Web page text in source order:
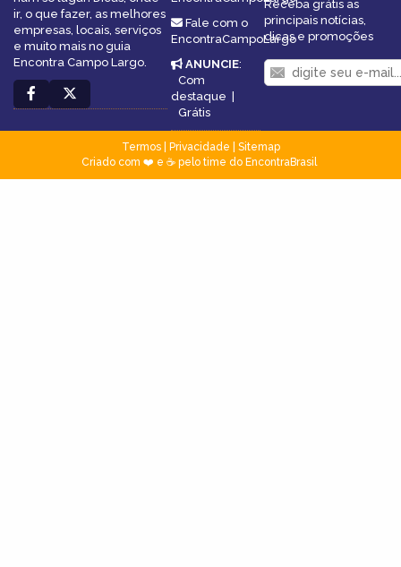
ir, o que fazer, as melhores
empresas, locais, serviços
e muito mais no guia
Encontra Campo Largo.
Fale com o
EncontraCampoLargo
ANUNCIE:
Com
destaque
Grátis
Receba grátis as
principais notícias,
dicas e promoções
Termos| Privacidade
Sitemap
Criado com ❤️ e ☕ pelo time do EncontraBrasil